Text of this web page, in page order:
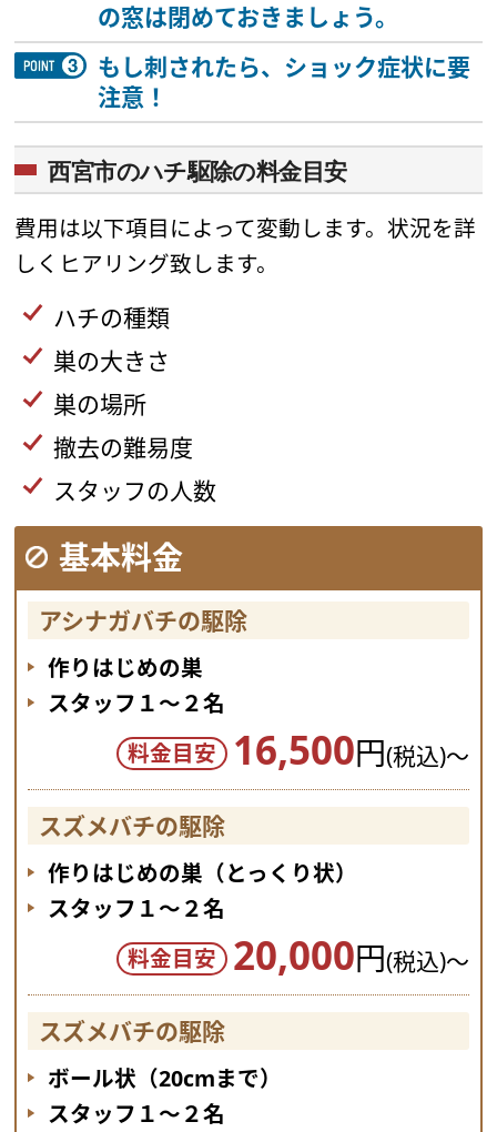
の窓は閉めておきましょう。
もし刺されたら、ショック症状に要
注意！
西宮市のハチ駆除の料金目安
費用は以下項目によって変動します。状況を詳
しくヒアリング致します。
ハチの種類
巣の大きさ
巣の場所
撤去の難易度
スタッフの人数
基本料金
アシナガバチの駆除
作りはじめの巣
スタッフ１～２名
料金目安
16,500円(税込)～
スズメバチの駆除
作りはじめの巣（とっくり状）
スタッフ１～２名
料金目安
20,000円(税込)～
スズメバチの駆除
ボール状（20cmまで）
スタッフ１～２名